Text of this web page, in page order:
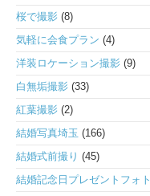
桜で撮影 (8)
気軽に会食プラン (4)
洋装ロケーション撮影 (9)
白無垢撮影 (33)
紅葉撮影 (2)
結婚写真埼玉 (166)
結婚式前撮り (45)
結婚記念日プレゼントフォト